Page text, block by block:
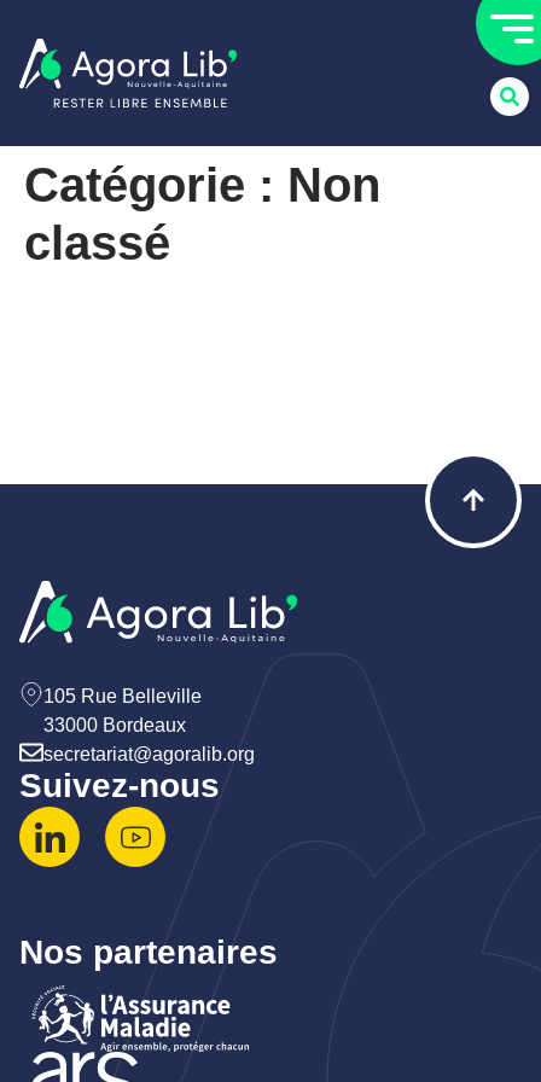
Catégorie : Non
classé
105 Rue Belleville
33000 Bordeaux
secretariat@agoralib.org
Suivez-nous
Nos partenaires